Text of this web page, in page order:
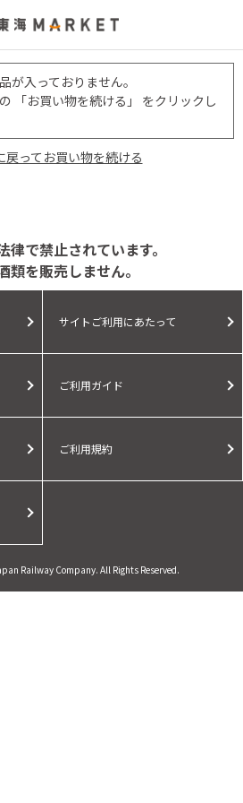
が入っておりません。
「お買い物を続ける」 をクリックし
戻ってお買い物を続ける
で禁止されています。
を販売しません。
サイトご利用にあたって
ご利用ガイド
ご利用規約
Railway Company. All Rights Reserved.